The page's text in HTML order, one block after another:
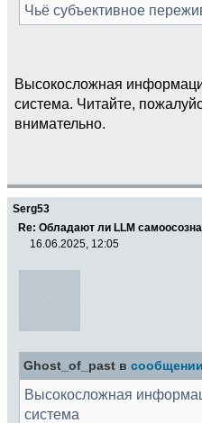
Чьё субъективное
Высокосложная
система. Читайте,
внимательно.
Serg53
Re: Обладают ли LLM
16.06.2025, 12:05
Ghost_of_past в
Высокосложная
система